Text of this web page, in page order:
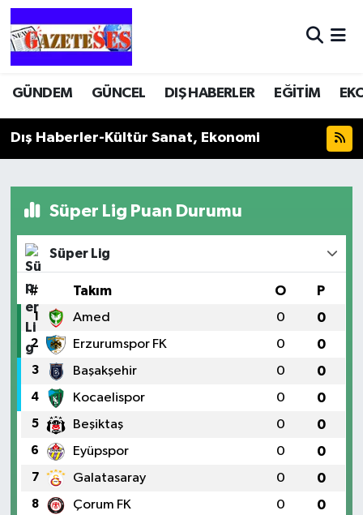
GÜNDEM GÜNCEL DIŞ HABERLER EĞİTİM
Dış Haberler-Kültür Sanat, Ekonomi
Süper Lig Puan Durumu
Süper Lig
# Takım O P
1 Amed 0 0
2 Erzurumspor FK 0 0
3 Başakşehir 0 0
4 Kocaelispor 0 0
5 Beşiktaş 0 0
6 Eyüpspor 0 0
7 Galatasaray 0 0
8 Çorum FK 0 0